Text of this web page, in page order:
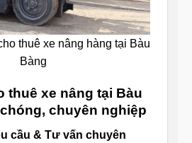
thuê xe nâng hàng tại Bàu
Bàng
thuê xe nâng tại Bàu
chuyên nghiệp
cầu & Tư vấn chuyên